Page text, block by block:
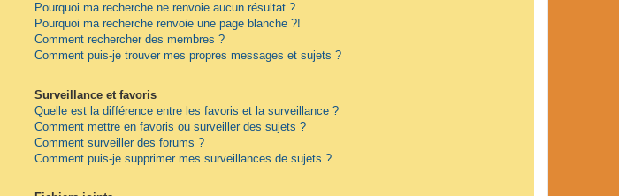
Pourquoi ma recherche ne renvoie aucun résultat ?
Pourquoi ma recherche renvoie une page blanche ?!
Comment rechercher des membres ?
Comment puis-je trouver mes propres messages et sujets ?
Surveillance et favoris
Quelle est la différence entre les favoris et la surveillance ?
Comment mettre en favoris ou surveiller des sujets ?
Comment surveiller des forums ?
Comment puis-je supprimer mes surveillances de sujets ?